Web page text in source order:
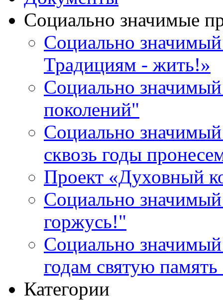
Социально значимые
Социально
Традициям - жить!»
Социально значимый
поколений"
Социально
сквозь годы
Проект «Духовный
Социально
горжусь!"
Социально
годам святую
Категории